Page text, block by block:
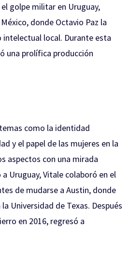
golpe militar en Uruguay,
donde Octavio Paz la
local. Durante esta
una prolífica producción
como la identidad
y el papel de las mujeres en la
aspectos con una mirada
Uruguay, Vitale colaboró en el
de mudarse a Austin, donde
Universidad de Texas. Después
en 2016, regresó a